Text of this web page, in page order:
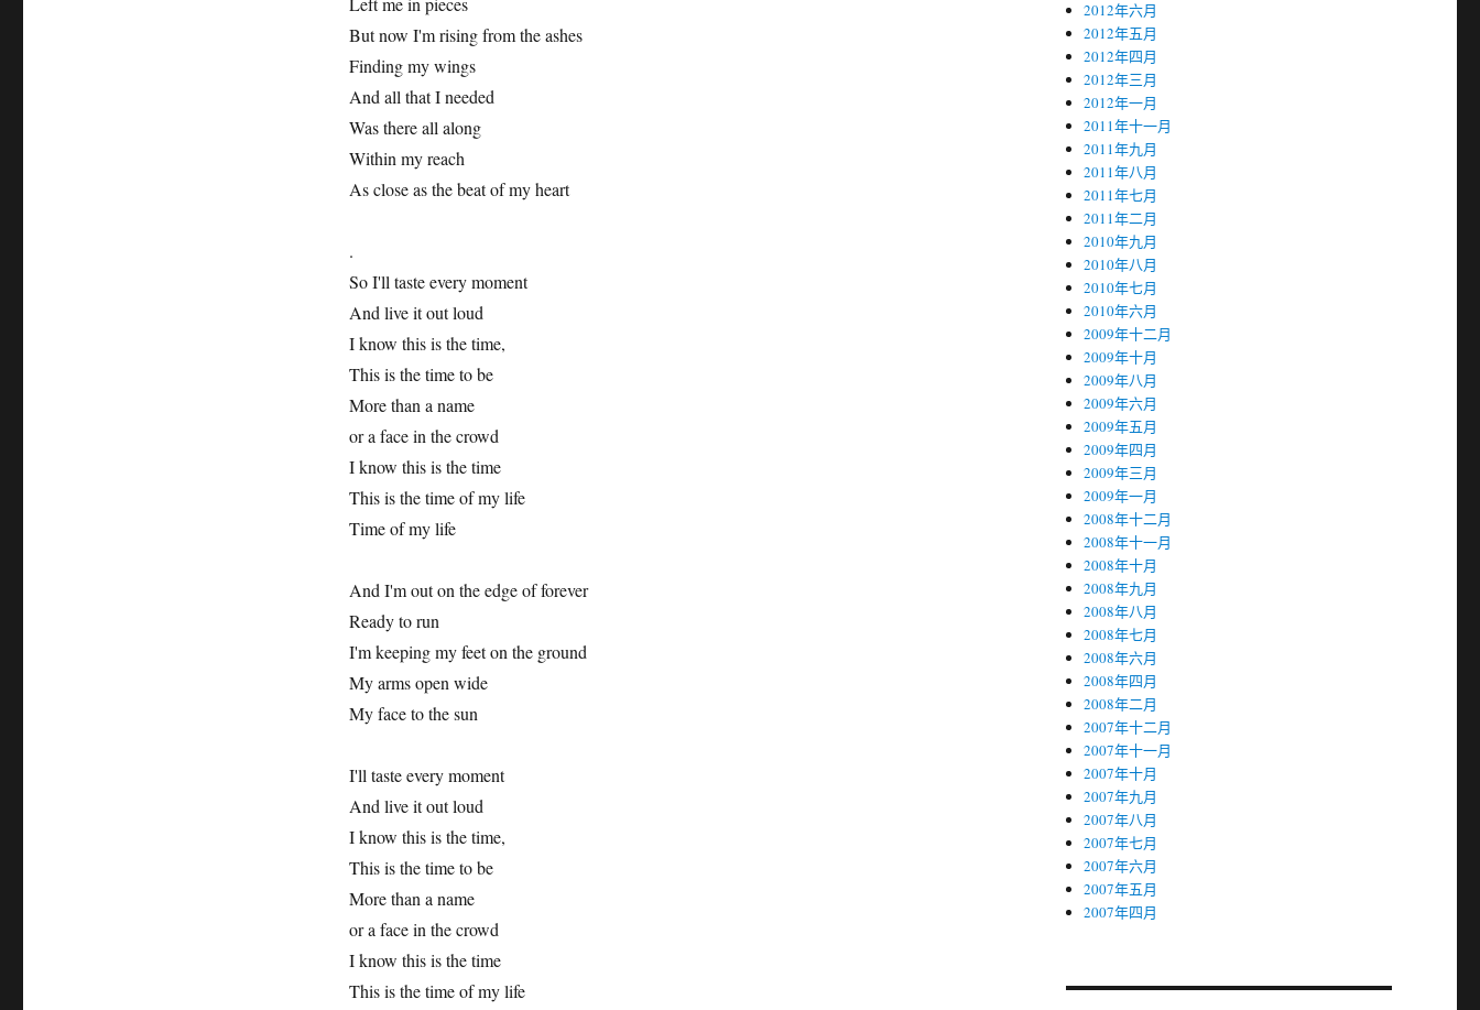
But now I'm rising from the ashes
Finding my wings
And all that I needed
Was there all along
Within my reach
As close as the beat of my heart
.
So I'll taste every moment
And live it out loud
I know this is the time,
This is the time to be
More than a name
or a face in the crowd
I know this is the time
This is the time of my life
Time of my life
And I'm out on the edge of forever
Ready to run
I'm keeping my feet on the ground
My arms open wide
My face to the sun
I'll taste every moment
And live it out loud
I know this is the time,
This is the time to be
More than a name
or a face in the crowd
I know this is the time
This is the time of my life
2012年六月
2012年五月
2012年四月
2012年三月
2012年一月
2011年十一月
2011年九月
2011年八月
2011年七月
2011年二月
2010年九月
2010年八月
2010年七月
2010年六月
2009年十二月
2009年十月
2009年八月
2009年六月
2009年五月
2009年四月
2009年三月
2009年一月
2008年十二月
2008年十一月
2008年十月
2008年九月
2008年八月
2008年七月
2008年六月
2008年四月
2008年二月
2007年十二月
2007年十一月
2007年十月
2007年九月
2007年八月
2007年七月
2007年六月
2007年五月
2007年四月